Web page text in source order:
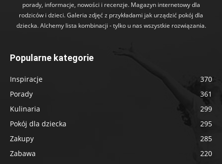
porady, informacje, nowości i recenzje. Magazyn internetowy dla
rodziców i dzieci. Galeria zdjęć z przykładami jak urządzić pokój dla
dziecka. Alchemy lista kombinacji - tylko u nas wszystkie rozwiązania.
Popularne kategorie
Inspiracje
370
Porady
361
Kulinaria
299
Pokój dla dziecka
295
Zakupy
285
Zabawa
220